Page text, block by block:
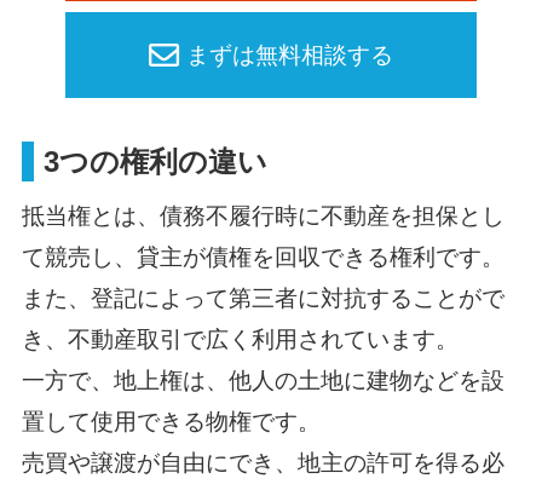
まずは無料相談する
3つの権利の違い
抵当権とは、債務不履行時に不動産を担保とし
て競売し、貸主が債権を回収できる権利です。
また、登記によって第三者に対抗することがで
き、不動産取引で広く利用されています。
一方で、地上権は、他人の土地に建物などを設
置して使用できる物権です。
売買や譲渡が自由にでき、地主の許可を得る必